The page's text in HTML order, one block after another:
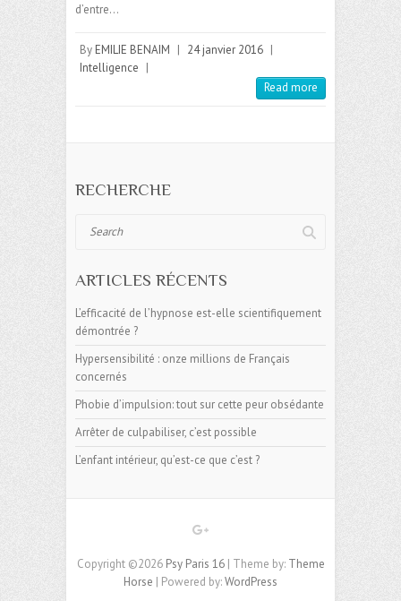
d’entre…
By EMILIE BENAIM | 24 janvier 2016 |
Intelligence |
Read more
RECHERCHE
ARTICLES RÉCENTS
L’efficacité de l’hypnose est-elle scientifiquement
démontrée ?
Hypersensibilité : onze millions de Français
concernés
Phobie d’impulsion: tout sur cette peur obsédante
Arrêter de culpabiliser, c’est possible
L’enfant intérieur, qu’est-ce que c’est ?
Copyright ©2026 Psy Paris 16| Theme by: Theme
Horse | Powered by:WordPress